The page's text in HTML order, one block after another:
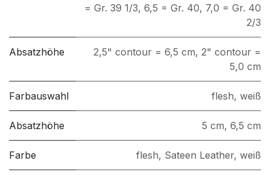
= Gr. 39 1/3, 6,5 = Gr. 40, 7,0 = Gr. 40
2/3
Absatzhöhe 2,5" contour = 6,5 cm, 2" contour =
5,0 cm
Farbauswahl flesh, weiß
Absatzhöhe 5 cm, 6,5 cm
Farbe flesh, Sateen Leather, weiß